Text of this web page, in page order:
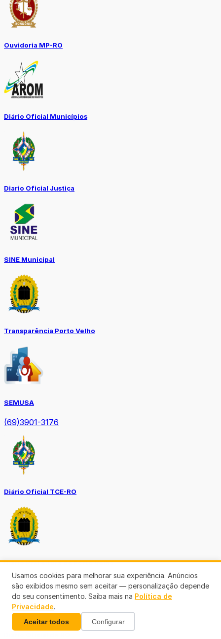
Ouvidoria MP-RO
Diário Oficial Municípios
Diario Oficial Justiça
SINE Municipal
Transparência Porto Velho
SEMUSA
(69)3901-3176
Diário Oficial TCE-RO
Diário Prefeitura de Porto Velho
Usamos cookies para melhorar sua experiência. Anúncios
são exibidos mesmo sem aceitar — personalização depende
do seu consentimento. Saiba mais na Política de
Privacidade.
Aceitar todos Configurar